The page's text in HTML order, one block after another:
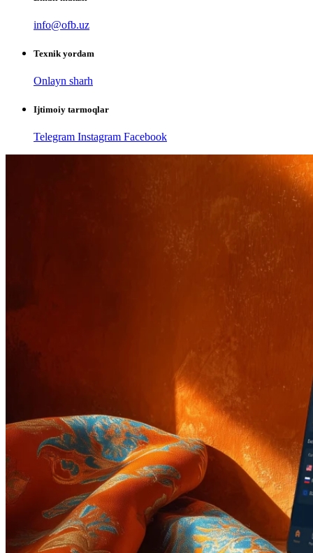
info@ofb.uz
Texnik yordam
Onlayn sharh
Ijtimoiy tarmoqlar
Telegram Instagram Facebook